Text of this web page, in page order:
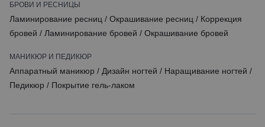
БРОВИ И РЕСНИЦЫ
Ламинирование ресниц / Окрашивание ресниц / Коррекция
бровей / Ламинирование бровей / Окрашивание бровей
МАНИКЮР И ПЕДИКЮР
Аппаратный маникюр / Дизайн ногтей / Наращивание ногтей /
Педикюр / Покрытие гель-лаком